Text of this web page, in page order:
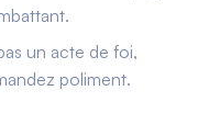
un acte de foi,
poliment.